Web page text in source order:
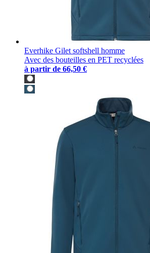
Everhike Gilet softshell homme
Avec des bouteilles en PET recyclées
à partir de 66,50 €